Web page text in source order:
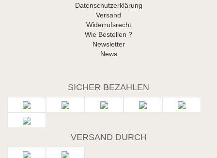
Datenschutzerklärung
Versand
Widerrufsrecht
Wie Bestellen ?
Newsletter
News
SICHER BEZAHLEN
VERSAND DURCH